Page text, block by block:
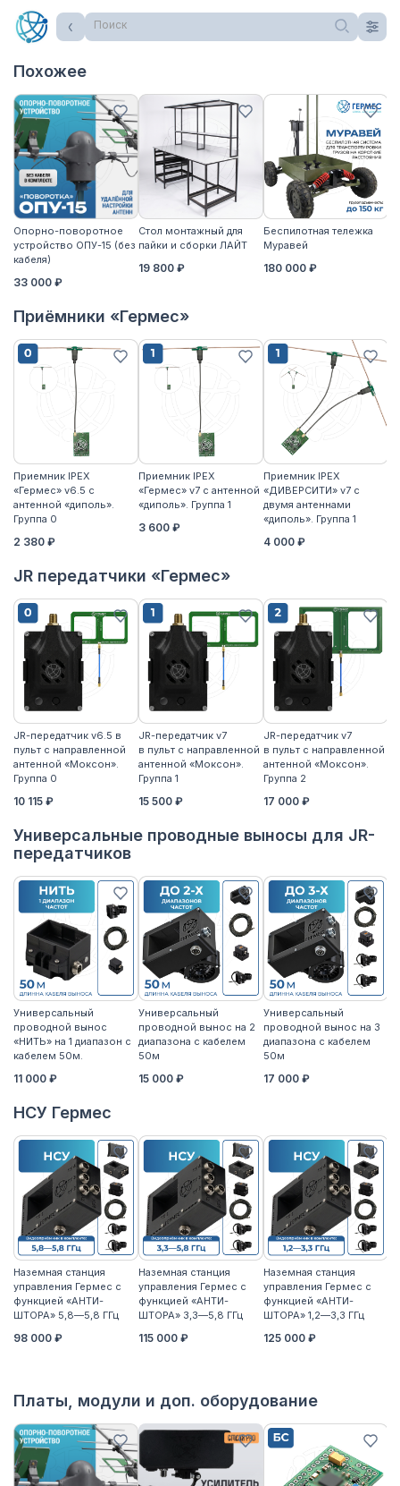
Поиск
Похожее
Опорно-поворотное
устройство ОПУ-15 (без
кабеля)
33 000 ₽
Стол монтажный для
пайки и сборки ЛАЙТ
19 800 ₽
Беспилотная тележка
Муравей
180 000 ₽
Приёмники «Гермес»
Приемник IPEX
«Гермес» v6.5 с
антенной «диполь».
Группа 0
2 380 ₽
Приемник IPEX
«Гермес» v7 с антенной
«диполь». Группа 1
3 600 ₽
Приемник IPEX
«ДИВЕРСИТИ» v7 с
двумя антеннами
«диполь». Группа 1
4 000 ₽
JR передатчики «Гермес»
JR-передатчик v6.5 в
пульт с направленной
антенной «Моксон».
Группа 0
10 115 ₽
JR-передатчик v7
в пульт с направленной
антенной «Моксон».
Группа 1
15 500 ₽
JR-передатчик v7
в пульт с направленной
антенной «Моксон».
Группа 2
17 000 ₽
Универсальные проводные выносы для JR-
передатчиков
Универсальный
проводной вынос
«НИТЬ» на 1 диапазон с
кабелем 50м.
11 000 ₽
Универсальный
проводной вынос на 2
диапазона с кабелем
50м
15 000 ₽
Универсальный
проводной вынос на 3
диапазона с кабелем
50м
17 000 ₽
НСУ Гермес
Наземная станция
управления Гермес с
функцией «АНТИ-
ШТОРА» 5,8—5,8 ГГц
98 000 ₽
Наземная станция
управления Гермес с
функцией «АНТИ-
ШТОРА» 3,3—5,8 ГГц
115 000 ₽
Наземная станция
управления Гермес с
функцией «АНТИ-
ШТОРА» 1,2—3,3 ГГц
125 000 ₽
Платы, модули и доп. оборудование